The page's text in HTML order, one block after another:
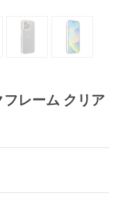
レーム クリア